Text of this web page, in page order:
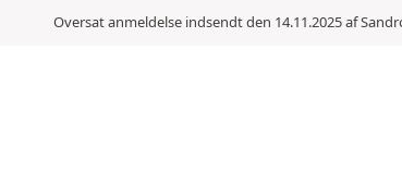
Oversat anmeldelse indsendt den 14.11.2025 af